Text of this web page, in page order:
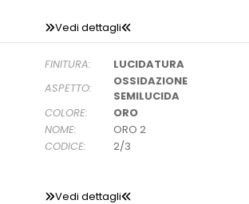
Vedi dettagli
FINITURA:
LUCIDATURA
ASPETTO:
OSSIDAZIONE
SEMILUCIDA
COLORE:
ORO
NOME:
ORO 2
CODICE:
2/3
Vedi dettagli